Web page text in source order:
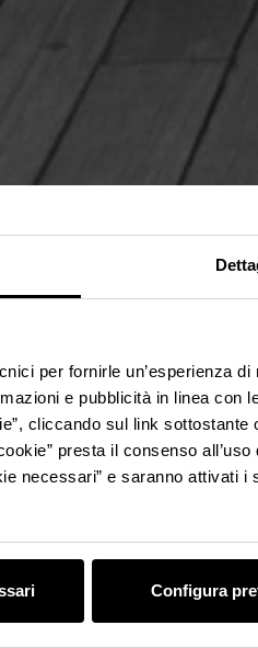
per fornirle un’esperienza
e pubblicità in linea con
cliccando sul link
presta il consenso
necessari” e saranno attivati
Configura